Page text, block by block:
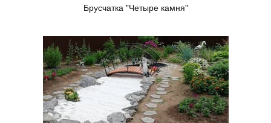
Брусчатка "Четыре камня"